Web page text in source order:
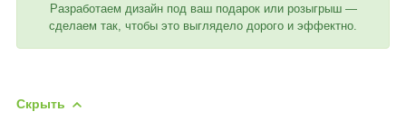
Разработаем дизайн под ваш подарок или розыгрыш —
сделаем так, чтобы это выглядело дорого и эффектно.
Скрыть